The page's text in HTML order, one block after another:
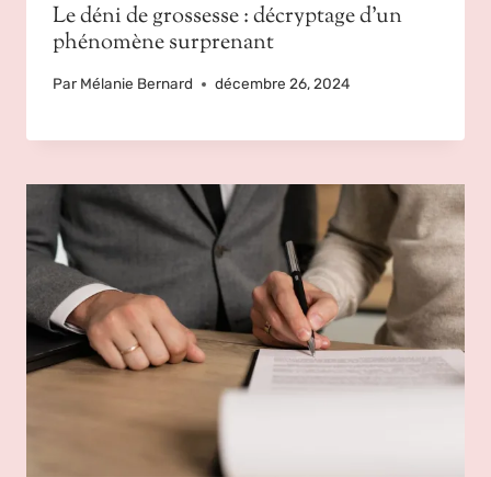
Le déni de grossesse : décryptage d’un
phénomène surprenant
Par Mélanie Bernard décembre 26, 2024